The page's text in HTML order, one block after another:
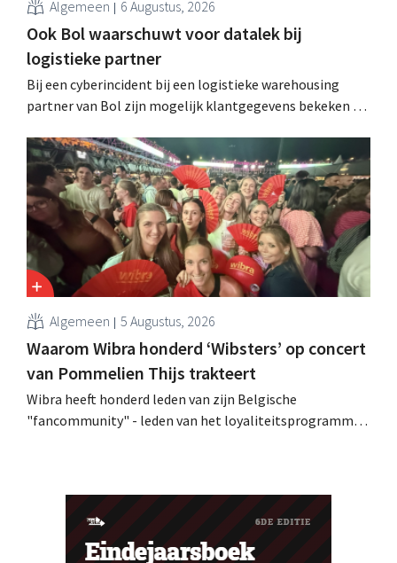
Algemeen 6 Augustus, 2026
Ook Bol waarschuwt voor datalek bij
logistieke partner
Bij een cyberincident bij een logistieke warehousing
partner van Bol zijn mogelijk klantgegevens bekeken of
waarvoor de Bijenkorf ook al waarschuwde.
Algemeen 5 Augustus, 2026
Waarom Wibra honderd ‘Wibsters’ op concert
van Pommelien Thijs trakteert
Wibra heeft honderd leden van zijn Belgische
"fancommunity" - leden van het loyaliteitsprogramma -
uitbouwen.